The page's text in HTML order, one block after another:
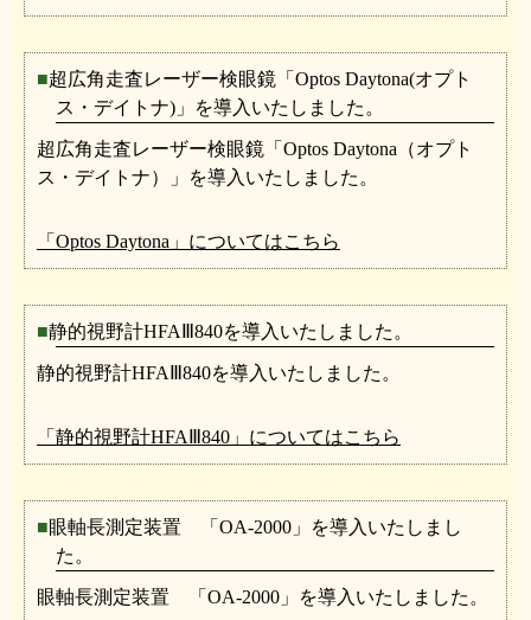
超広角走査レーザー検眼鏡「Optos Daytona(オプト
ス・デイトナ)」を導入いたしました。
超広角走査レーザー検眼鏡「Optos Daytona（オプト
ス・デイトナ）」を導入いたしました。
「Optos Daytona」についてはこちら
静的視野計HFAⅢ840を導入いたしました。
静的視野計HFAⅢ840を導入いたしました。
「静的視野計HFAⅢ840」についてはこちら
眼軸長測定装置 「OA-2000」を導入いたしまし
た。
眼軸長測定装置 「OA-2000」を導入いたしました。